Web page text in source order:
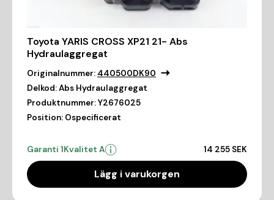
Toyota YARIS CROSS XP21 21- Abs
Hydraulaggregat
Originalnummer: 440500DK90
Delkod:Abs Hydraulaggregat
Produktnummer:Y2676025
Position: Ospecificerat
Garanti 1Kvalitet A 14 255 SEK
Lägg i varukorgen